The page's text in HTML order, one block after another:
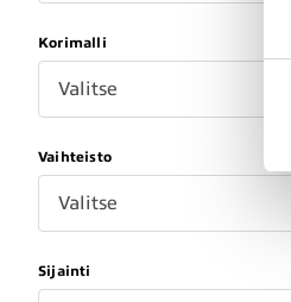
Korimalli
Valitse
Vaihteisto
Valitse
Sijainti